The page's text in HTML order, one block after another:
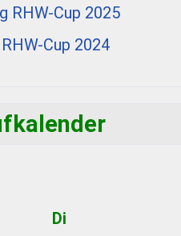
RHW-Cup 2025
Cup 2024
Di